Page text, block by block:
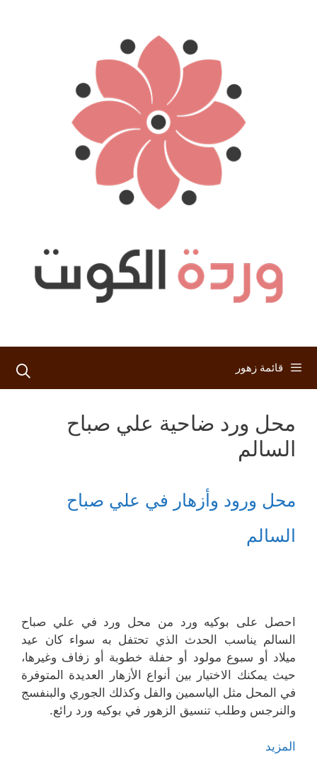
قائمة زهور
محل ورد ضاحية علي صباح
السالم
محل ورود وأزهار في علي صباح
السالم
احصل على بوكيه ورد من محل ورد في علي صباح
السالم يناسب الحدث الذي تحتفل به سواء كان عيد
ميلاد أو سبوع مولود أو حفلة خطوبة أو زفاف وغيرها،
حيث يمكنك الاختيار بين أنواع الأزهار العديدة المتوفرة
في المحل مثل الياسمين والفل وكذلك الجوري والبنفسج
والنرجس وطلب تنسيق الزهور في بوكيه ورد رائع.
المزيد